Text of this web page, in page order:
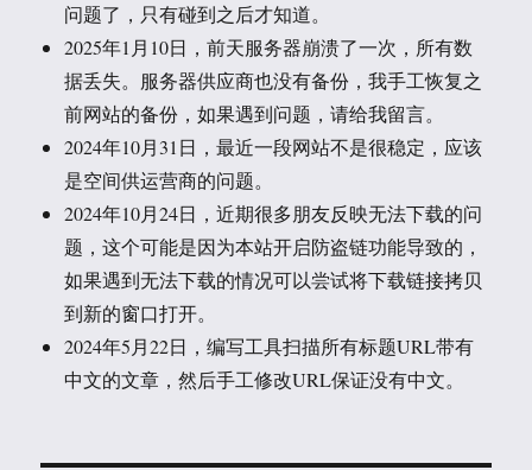
问题了，只有碰到之后才知道。
2025年1月10日，前天服务器崩溃了一次，所有数
据丢失。服务器供应商也没有备份，我手工恢复之
前网站的备份，如果遇到问题，请给我留言。
2024年10月31日，最近一段网站不是很稳定，应该
是空间供运营商的问题。
2024年10月24日，近期很多朋友反映无法下载的问
题，这个可能是因为本站开启防盗链功能导致的，
如果遇到无法下载的情况可以尝试将下载链接拷贝
到新的窗口打开。
2024年5月22日，编写工具扫描所有标题URL带有
中文的文章，然后手工修改URL保证没有中文。